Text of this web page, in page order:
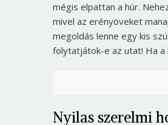
mégis elpattan a húr.
mivel az erényöveket
megoldás lenne egy kis
folytatjátok-e az utat! Ha a
Nyilas szerelmi